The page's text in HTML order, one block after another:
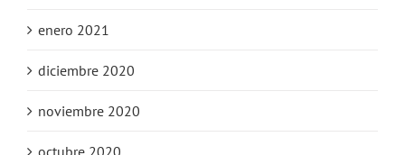
enero 2021
diciembre 2020
noviembre 2020
octubre 2020